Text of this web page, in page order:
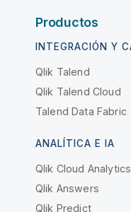
Productos
INTEGRACIÓN Y
Qlik Talend
Qlik Talend Cloud
Talend Data Fabric
ANALÍTICA E IA
Qlik Cloud Analytics
Qlik Answers
Qlik Predict